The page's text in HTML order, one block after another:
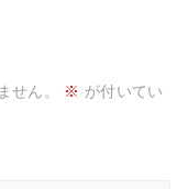
せん。 ※ が付いてい